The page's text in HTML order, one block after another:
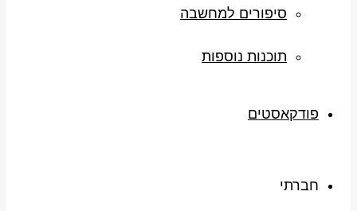
סיפורים למחשבה
תוכנות נוספות
פודקאסטים
חברתי